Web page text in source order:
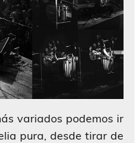
variados podemos ir
pura, desde tirar de